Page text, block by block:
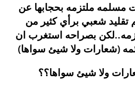
مسلمه ملتزمه بحجابها عن
تقليد شعبي برأي كثير من
بصراحه استغرب ان
(شعارات ولا شيئ سواها)
ولا شيئ سواها؟؟